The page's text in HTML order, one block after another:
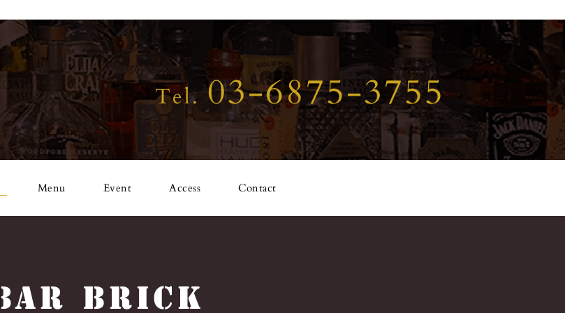
Tel.03-6875-3755
Menu Event Access Contact